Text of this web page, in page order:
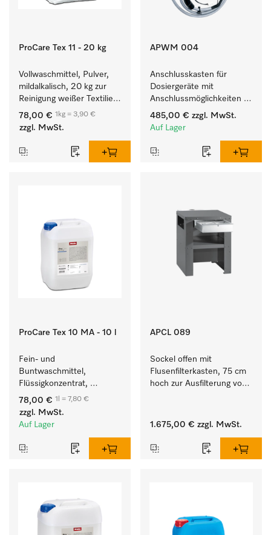
ProCare Tex 11 - 20 kg
Vollwaschmittel, Pulver,
mildalkalisch, 20 kg zur
Reinigung weißer Textilien
und farbechter
Buntwäsche.
78,00 € 1kg = 3,90 €
zzgl. MwSt.
APWM 004
Anschlusskasten für
Dosiergeräte mit
Anschlussmöglichkeiten
für maximal 6
Dosierpumpen.
485,00 € zzgl. MwSt.
Auf Lager
ProCare Tex 10 MA - 10 l
Fein- und
Buntwaschmittel,
Flüssigkonzentrat,
mildalkalisch, 10 l zur
Reinigung von
Buntwäsche und
78,00 € 1l = 7,80 €
zzgl. MwSt.
Auf Lager
APCL 089
Sockel offen mit
Flusenfilterkasten, 75 cm
hoch zur Ausfilterung von
1.675,00 € zzgl. MwSt.